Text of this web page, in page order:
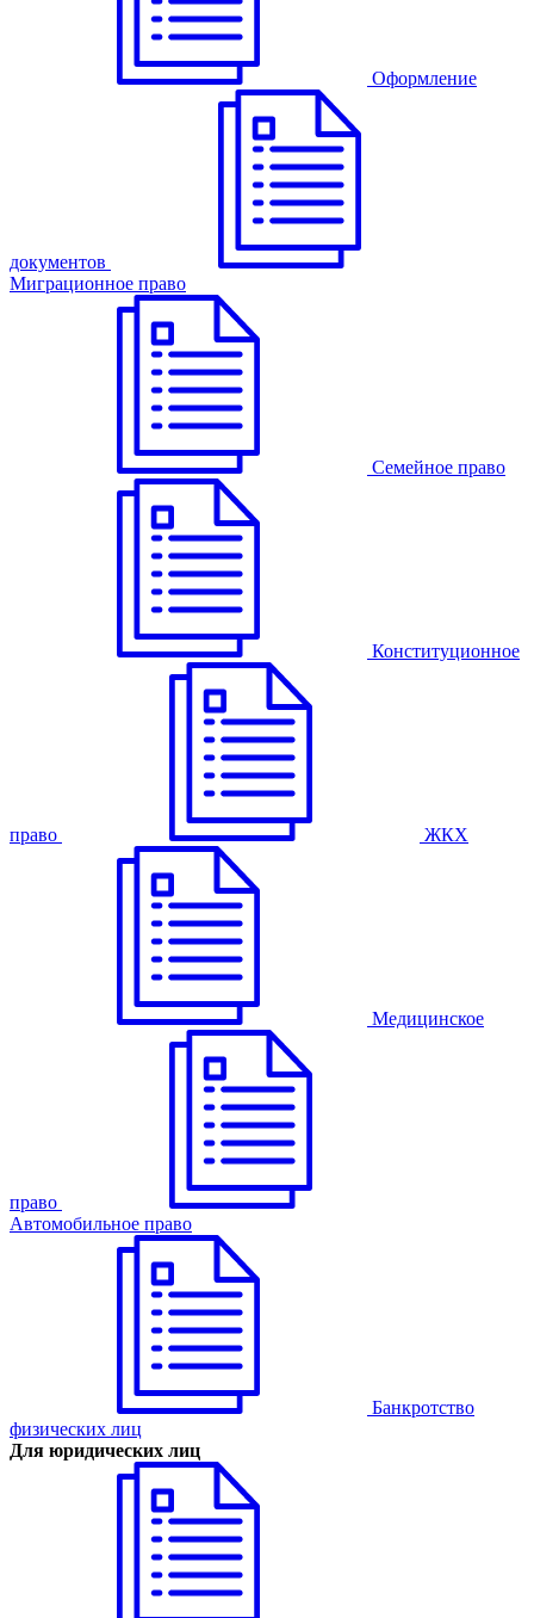
Оформление
документов
Миграционное право
Семейное право
Конституционное
право ЖКХ
Медицинское
право
Автомобильное право
Банкротство
физических лиц
Для юридических лиц